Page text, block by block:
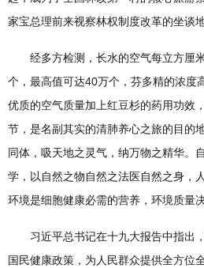
家宝总理前来视察林权制度改革的坐谈地
经多方检测，长水的空气每立方厘
个，最高值可达40万个，芬多精的浓度
优质的空气质量加上红豆杉的药用功效
节，是名副其实的清肺养心之旅的目的
同体，吸天地之灵气，纳万物之精华。
学，以自然之物自然之法医自然之身，
环境是细胞健康必需的营养，环境质量
习近平总书记在十九大报告中指出
国民健康政策，为人民群众提供全方位